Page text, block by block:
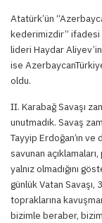
Atatürk’ün
kederimizdir” ifadesi
lideri Haydar
ise
oldu.
II. Karabağ Savaşı
unutmadık. Savaş
Tayyip Erdoğan’ın ve
savunan
yalnız olmadığını
günlük Vatan Savaşı,
topraklarına
bizimle beraber,